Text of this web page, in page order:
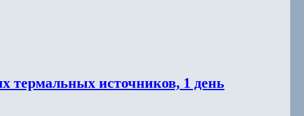
термальных источников, 1 день